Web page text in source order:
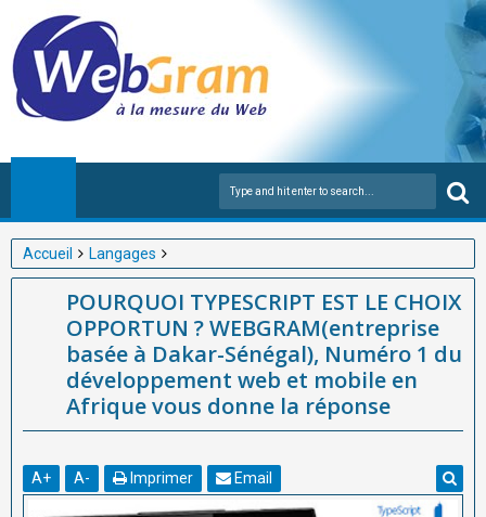
Accueil
Langages
POURQUOI TYPESCRIPT EST LE CHOIX OPPORTUN ?
WEBGRAM(entreprise basée à Dakar-Sénégal), Numéro 1 du
développement web et mobile en Afrique vous donne la
réponse
POURQUOI TYPESCRIPT EST LE CHOIX
OPPORTUN ? WEBGRAM(entreprise
basée à Dakar-Sénégal), Numéro 1 du
développement web et mobile en
Afrique vous donne la réponse
A+ A- Imprimer Email